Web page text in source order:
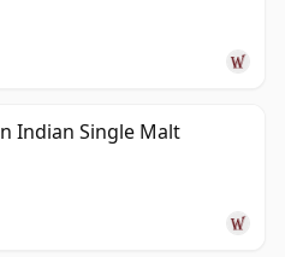
Indian Single Malt